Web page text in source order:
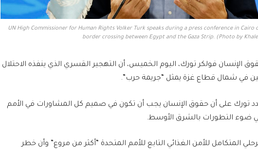
UN High Commissioner for Human Rights Volker Turk speaks during a press conference in
border crossing between Egypt and the Gaza Strip. (Photo by
الإنسان فولكر تورك، اليوم الخميس، أن التهجير القسري الذي ينفذه الاحتلال
في شمال قطاع غزة يمثل “جريمة حرب”.
تورك على أن حقوق الإنسان يجب أن تكون في صميم كل المشاورات في الأمم
ضوء التطورات بالشرق الأوسط.
المتكامل للأمن الغذائي التابع للأمم المتحدة “أكثر من مروع” وأن خطر